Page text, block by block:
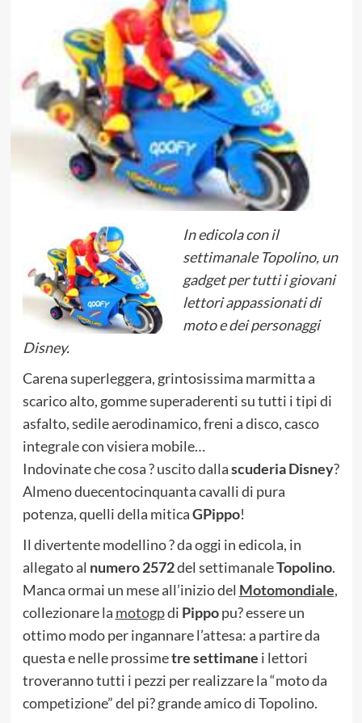
In edicola con il
settimanale Topolino, un
gadget per tutti i giovani
lettori appassionati di
moto e dei personaggi
Disney.
Carena superleggera, grintosissima marmitta a
scarico alto, gomme superaderenti su tutti i tipi di
asfalto, sedile aerodinamico, freni a disco, casco
integrale con visiera mobile…
Indovinate che cosa ? uscito dallascuderia Disney?
Almeno duecentocinquanta cavalli di pura
potenza, quelli della miticaGPippo!
Il divertente modellino ? da oggi in edicola, in
allegato al numero 2572del settimanaleTopolino.
Manca ormai un mese all’inizio del Motomondiale,
collezionare la motogpdi Pippopu? essere un
ottimo modo per ingannare l’attesa: a partire da
questa e nelle prossimetre settimane i lettori
troveranno tutti i pezzi per realizzare la “moto da
competizione” del pi? grande amico di Topolino.